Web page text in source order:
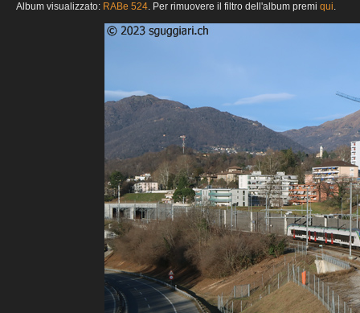
Album visualizzato: RABe 524. Per rimuovere il filtro dell'album premi qui.